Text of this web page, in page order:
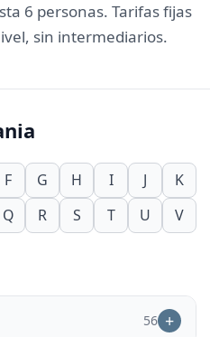
6 personas. Tarifas fijas
sin intermediarios.
F G H I J
K
Q R S T U
V
56